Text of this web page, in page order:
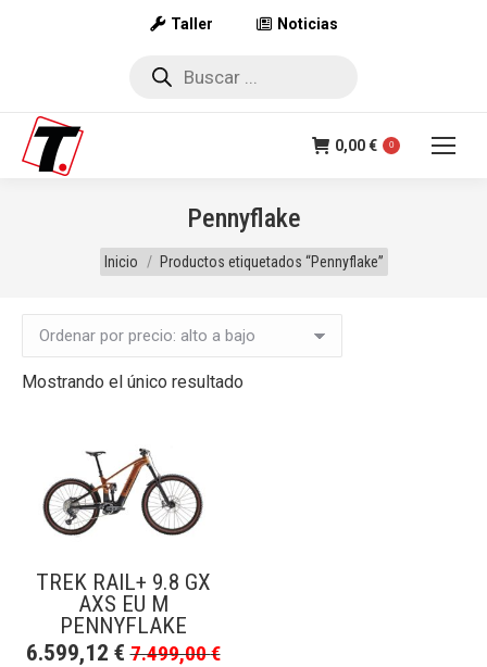
Taller Noticias
Búsqueda
0,00€ 0
Pennyflake
Estás aquí:
Inicio Productos etiquetados “Pennyflake”
Mostrando el único resultado
TREK RAIL+ 9.8 GX
AXS EU M
PENNYFLAKE
6.599,12 € 7.499,00€